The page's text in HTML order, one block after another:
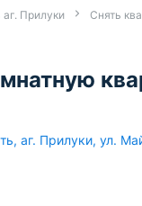
Прилуки Снять
, аг. Прилуки, ул.